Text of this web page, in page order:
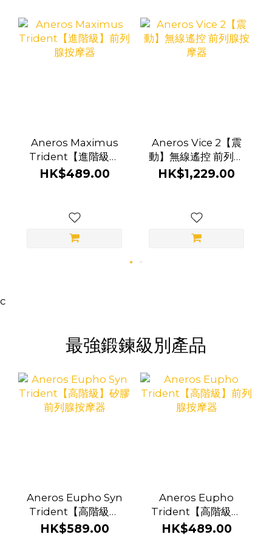
Aneros Maximus
Trident【進階級】
前列腺按摩器
HK$489.00
Aneros Vice 2【震
動】無線遙控 前列腺
按摩器
HK$1,229.00
c
最強鍛鍊級別產品
Aneros Eupho Syn
Trident【高階級】
矽膠 前列腺按摩器
HK$589.00
Aneros Eupho
Trident【高階級】
前列腺按摩器
HK$489.00